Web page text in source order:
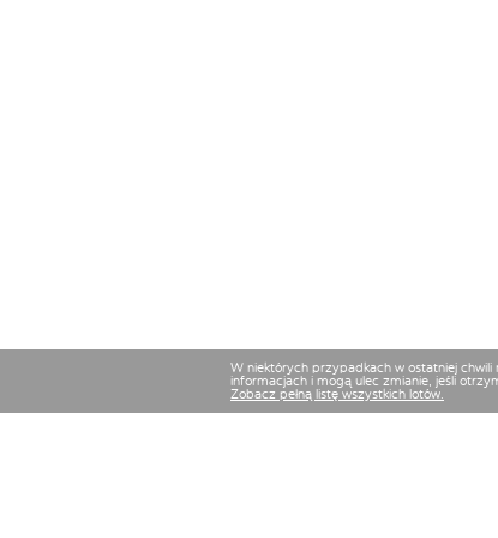
W niektórych przypadkach w ostatniej
informacjach i mogą ulec zmianie, jeśli
Zobacz pełną listę wszystkich lotów.